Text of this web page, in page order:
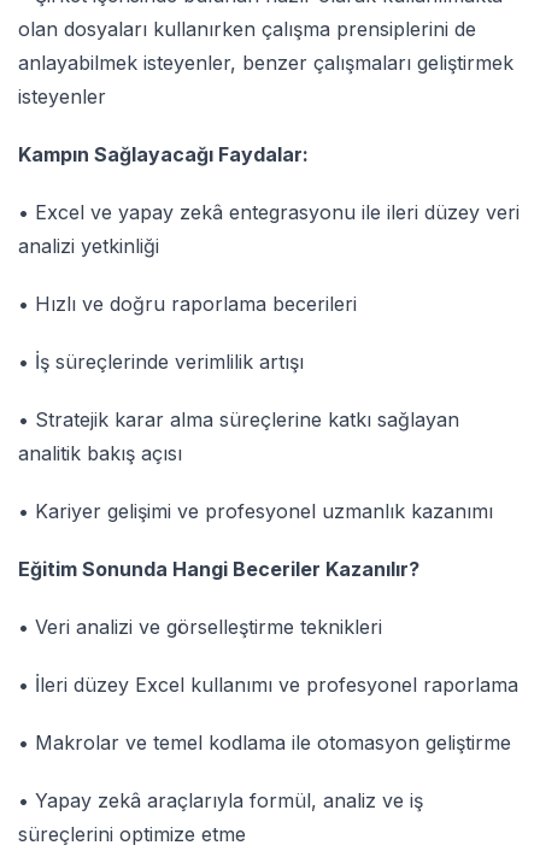
olan dosyaları kullanırken çalışma prensiplerini de
anlayabilmek isteyenler, benzer çalışmaları geliştirmek
isteyenler
Kampın Sağlayacağı Faydalar:
• Excel ve yapay zekâ entegrasyonu ile ileri düzey veri
analizi yetkinliği
• Hızlı ve doğru raporlama becerileri
• İş süreçlerinde verimlilik artışı
• Stratejik karar alma süreçlerine katkı sağlayan
analitik bakış açısı
• Kariyer gelişimi ve profesyonel uzmanlık kazanımı
Eğitim Sonunda Hangi Beceriler Kazanılır?
• Veri analizi ve görselleştirme teknikleri
• İleri düzey Excel kullanımı ve profesyonel raporlama
• Makrolar ve temel kodlama ile otomasyon geliştirme
• Yapay zekâ araçlarıyla formül, analiz ve iş
süreçlerini optimize etme